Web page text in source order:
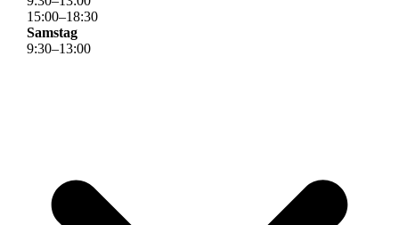
15:00–18:30
Samstag
9:30–13:00